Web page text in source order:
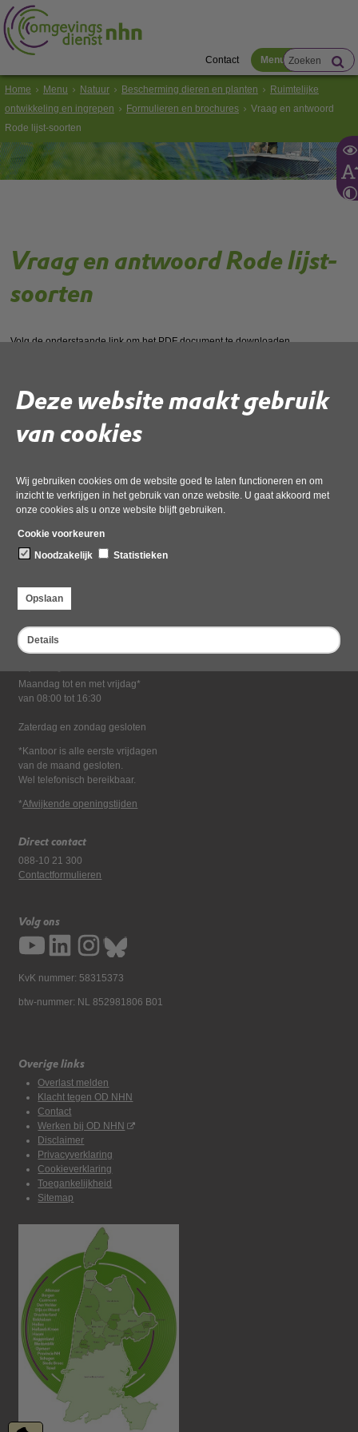
Deze website maakt gebruik
van cookies
Wij gebruiken cookies om de website goed te laten functioneren en om
inzicht te verkrijgen in het gebruik van onze website. U gaat akkoord met
onze cookies als u onze website blijft gebruiken.
Cookie voorkeuren
Noodzakelijk
Statistieken
Opslaan
Details
Contact Menu
Home Menu Natuur Bescherming dieren en planten
Ruimtelijke
ontwikkeling en ingrepen
Formulieren en brochures
Vraag en antwoord
Rode lijst-soorten
Vraag en antwoord Rode lijst-
soorten
Volg de onderstaande link om hetPDFdocument te downloaden.
Deel deze pagina
Dampten 2, 1624 NR Hoorn
Postadres
Postbus 2095, 1620 EB Hoorn
Maandag tot en met vrijdag*
van 08:00 tot 16:30
Zaterdag en zondag gesloten
*Kantoor is alle eerste vrijdagen
van de maand gesloten.
Wel telefonisch bereikbaar.
*Afwijkende openingstijden
Direct contact
088-10 21 300
Contactformulieren
Volg ons
KvK nummer: 58315373
btw-nummer: NL 852981806 B01
Overige links
Overlast melden
Klacht tegen OD NHN
Contact
Werken bij OD NHN
Disclaimer
Privacyverklaring
Cookieverklaring
Toegankelijkheid
Sitemap